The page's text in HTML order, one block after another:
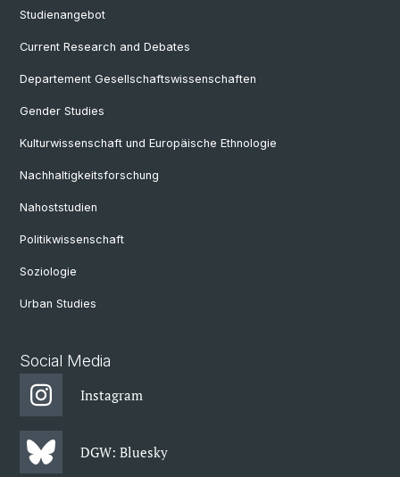
Studienangebot
Current Research and Debates
Departement Gesellschaftswissenschaften
Gender Studies
Kulturwissenschaft und Europäische Ethnologie
Nachhaltigkeitsforschung
Nahoststudien
Politikwissenschaft
Soziologie
Urban Studies
Social Media
Instagram
DGW: Bluesky